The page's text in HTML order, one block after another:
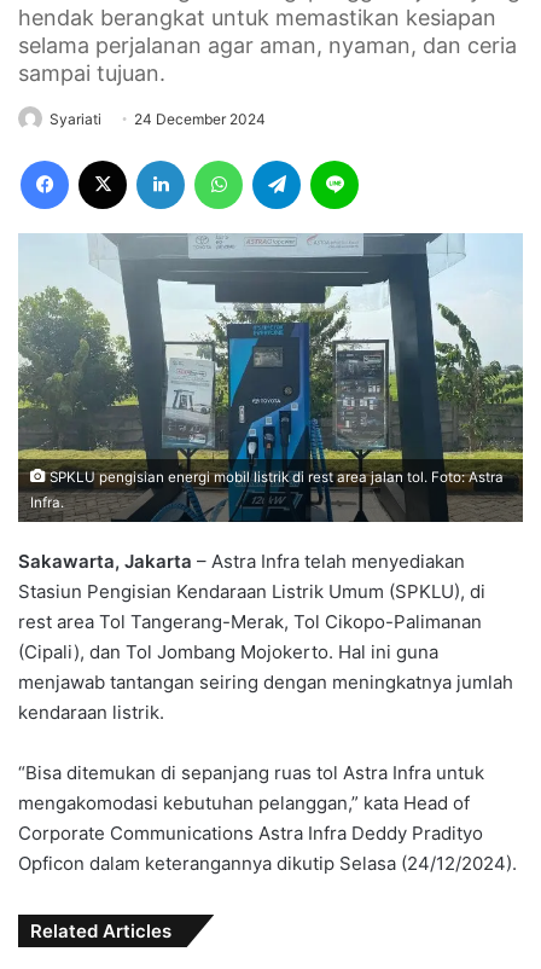
hendak berangkat untuk memastikan kesiapan
selama perjalanan agar aman, nyaman, dan ceria
sampai tujuan.
Syariati 24 December 2024
Facebook LinkedIn WhatsAppTelegram
SPKLU pengisian energi mobil listrik di rest area jalan tol. Foto: Astra
Infra.
Sakawarta, Jakarta – Astra Infra telah menyediakan
Stasiun Pengisian Kendaraan Listrik Umum (SPKLU), di
rest area Tol Tangerang-Merak, Tol Cikopo-Palimanan
(Cipali), dan Tol Jombang Mojokerto. Hal ini guna
menjawab tantangan seiring dengan meningkatnya jumlah
kendaraan listrik.
“Bisa ditemukan di sepanjang ruas tol Astra Infra untuk
mengakomodasi kebutuhan pelanggan,” kata Head of
Corporate Communications Astra Infra Deddy Pradityo
Opficon dalam keterangannya dikutip Selasa (24/12/2024).
Related Articles